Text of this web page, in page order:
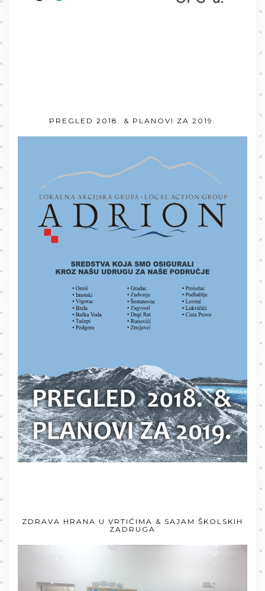
PREGLED 2018. & PLANOVI ZA 2019.
ZDRAVA HRANA U VRTIĆIMA & SAJAM ŠKOLSKIH
ZADRUGA